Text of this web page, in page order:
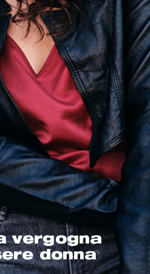
vergogna
donna